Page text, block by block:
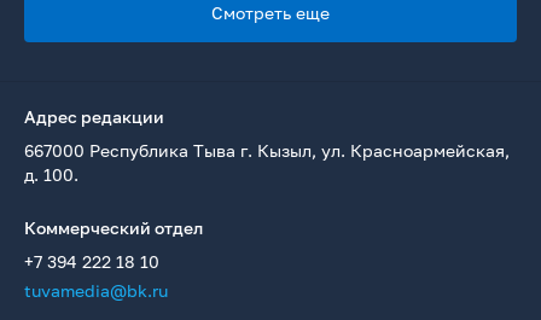
Смотреть еще
Адрес редакции
667000 Республика Тыва г. Кызыл, ул. Красноармейская,
д. 100.
Коммерческий отдел
+7 394 222 18 10
tuvamedia@bk.ru